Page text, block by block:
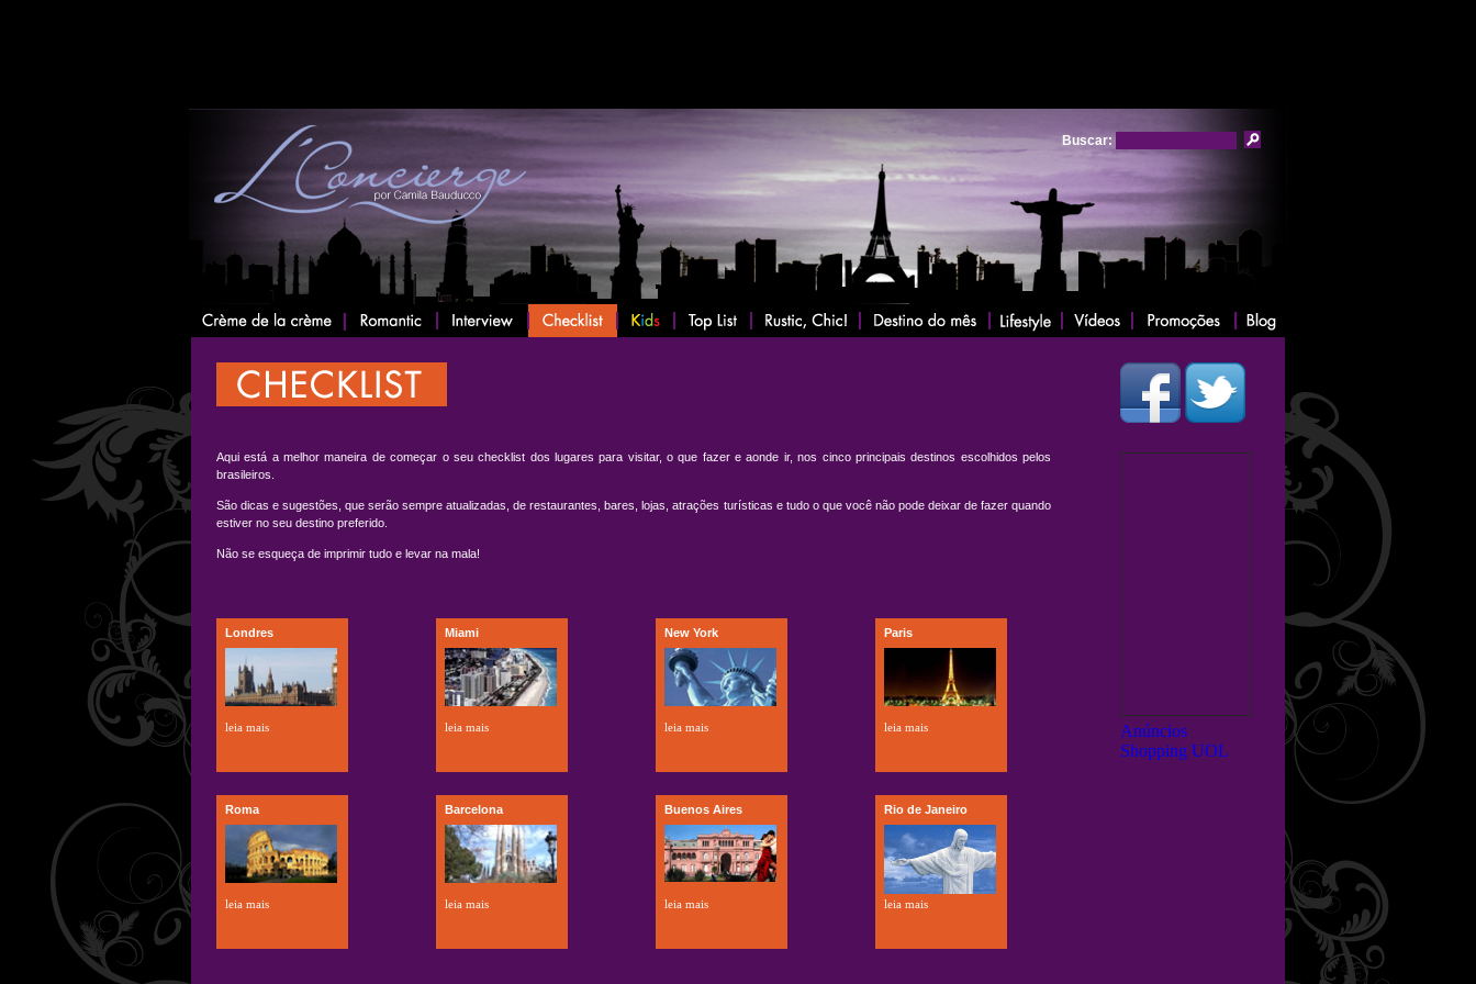
Buscar:
Aqui está a melhor maneira de começar o seu checklist dos lugares para visitar, o que fazer e aonde ir, nos cinco principais destinos escolhidos pelos
brasileiros.
São dicas e sugestões, que serão sempre atualizadas, de restaurantes, bares, lojas, atrações turísticas e tudo o que você não pode deixar de fazer quando
estiver no seu destino preferido.
Não se esqueça de imprimir tudo e levar na mala!
Londres
leia mais
Miami
leia mais
New York
leia mais
Paris
leia mais
Roma
leia mais
Barcelona
leia mais
Buenos Aires
leia mais
Rio de Janeiro
leia mais
Anúncios
Shopping UOL